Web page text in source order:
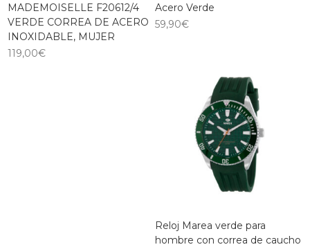
MADEMOISELLE F20612/4
VERDE CORREA DE ACERO
INOXIDABLE, MUJER
119,00€
Acero Verde
59,90€
Reloj Marea verde para
hombre con correa de caucho